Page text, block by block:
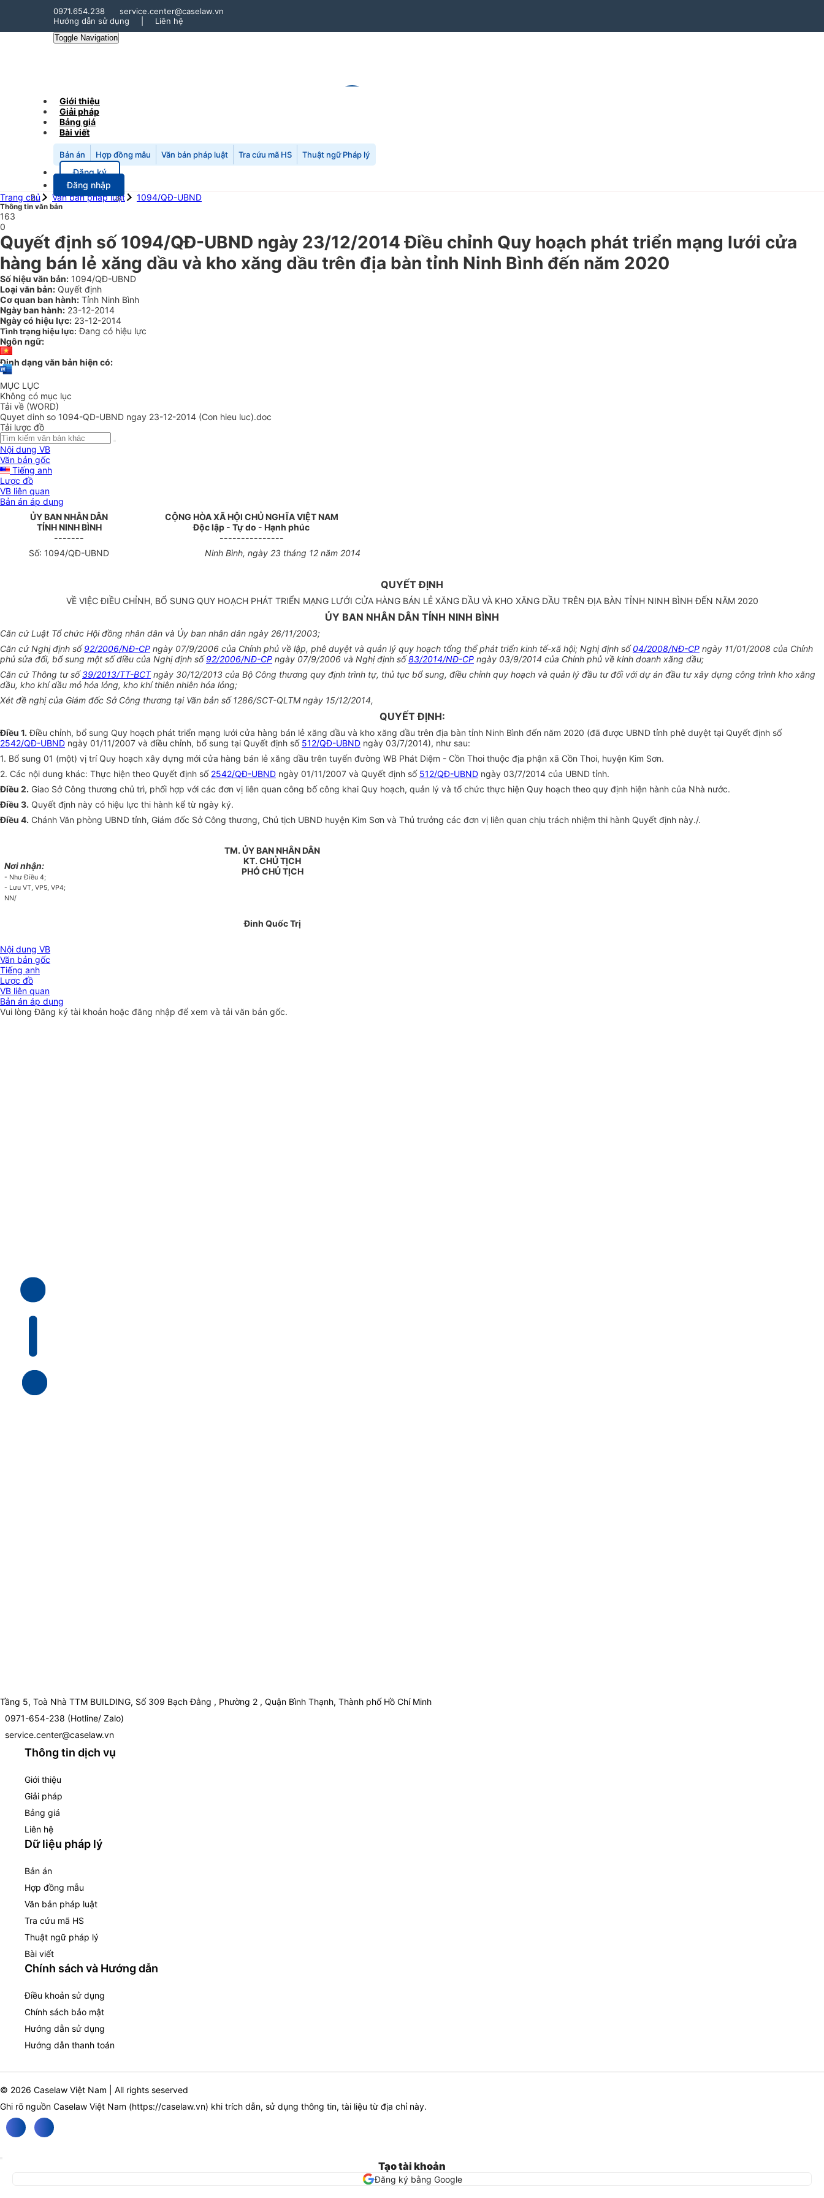
0971.654.238
service.center@caselaw.vn
Hướng dẫn sử dụng
Liên hệ
Toggle Navigation
Giới thiệu
Giải pháp
Bảng giá
Bài viết
Bản án Hợp đồng mẫu Văn bản pháp luật Tra cứu mã HS Thuật ngữ Pháp lý
Đăng ký
Đăng nhập
Trang chủ
Văn bản pháp luật 1094/QĐ-UBND
Thông tin văn bản
163
0
Quyết định số 1094/QĐ-UBND ngày 23/12/2014 Điều chỉnh Quy hoạch phát triển mạng lưới cửa
hàng bán lẻ xăng dầu và kho xăng dầu trên địa bàn tỉnh Ninh Bình đến năm 2020
Số hiệu văn bản: 1094/QĐ-UBND
Loại văn bản: Quyết định
Cơ quan ban hành: Tỉnh Ninh Bình
Ngày ban hành: 23-12-2014
Ngày có hiệu lực: 23-12-2014
Tình trạng hiệu lực: Đang có hiệu lực
Ngôn ngữ:
Định dạng văn bản hiện có:
MỤC LỤC
Không có mục lục
Tải về (WORD)
Quyet dinh so 1094-QD-UBND ngay 23-12-2014 (Con hieu luc).doc
Tải lược đồ
Nội dung VB
Văn bản gốc
Tiếng anh
Lược đồ
VB liên quan
Bản án áp dụng
ỦY BAN NHÂN DÂN
TỈNH NINH BÌNH
-------
CỘNG HÒA XÃ HỘI CHỦ NGHĨA VIỆT NAM
Độc lập - Tự do - Hạnh phúc
---------------
Số: 1094/QĐ-UBND Ninh Bình, ngày 23 tháng 12 năm 2014
QUYẾT ĐỊNH
VỀ VIỆC ĐIỀU CHỈNH, BỔ SUNG QUY HOẠCH PHÁT TRIỂN MẠNG LƯỚI CỬA HÀNG BÁN LẺ XĂNG DẦU VÀ KHO XĂNG DẦU TRÊN ĐỊA BÀN TỈNH NINH BÌNH ĐẾN NĂM 2020
ỦY BAN NHÂN DÂN TỈNH NINH BÌNH
Căn cứ Luật Tổ chức Hội đồng nhân dân và Ủy ban nhân dân ngày 26/11/2003;
Căn cứ Nghị định số92/2006/NĐ-CP ngày 07/9/2006 của Chính phủ về lập, phê duyệt và quản lý quy hoạch tổng thể phát triển kinh tế-xã hội; Nghị định số04/2008/NĐ-CP ngày 11/01/2008 của Chính
phủ sửa đổi, bổ sung một số điều của Nghị định số92/2006/NĐ-CP ngày 07/9/2006 và Nghị định số83/2014/NĐ-CP ngày 03/9/2014 của Chính phủ về kinh doanh xăng dầu;
Căn cứ Thông tư số39/2013/TT-BCTngày 30/12/2013 của Bộ Công thương quy định trình tự, thủ tục bổ sung, điều chỉnh quy hoạch và quản lý đầu tư đối với dự án đầu tư xây dựng công trình kho xăng
dầu, kho khí dầu mỏ hóa lỏng, kho khí thiên nhiên hóa lỏng;
Xét đề nghị của Giám đốc Sở Công thương tại Văn bản số 1286/SCT-QLTM ngày 15/12/2014,
QUYẾT ĐỊNH:
Điều 1. Điều chỉnh, bổ sung Quy hoạch phát triển mạng lưới cửa hàng bán lẻ xăng dầu và kho xăng dầu trên địa bàn tỉnh Ninh Bình đến năm 2020 (đã được UBND tỉnh phê duyệt tại Quyết định số
2542/QĐ-UBND ngày 01/11/2007 và điều chỉnh, bổ sung tại Quyết định số 512/QĐ-UBND ngày 03/7/2014), như sau:
1. Bổ sung 01 (một) vị trí Quy hoạch xây dựng mới cửa hàng bán lẻ xăng dầu trên tuyến đường WB Phát Diệm - Cồn Thoi thuộc địa phận xã Cồn Thoi, huyện Kim Sơn.
2. Các nội dung khác: Thực hiện theo Quyết định số 2542/QĐ-UBND ngày 01/11/2007 và Quyết định số 512/QĐ-UBND ngày 03/7/2014 của UBND tỉnh.
Điều 2. Giao Sở Công thương chủ trì, phối hợp với các đơn vị liên quan công bố công khai Quy hoạch, quản lý và tổ chức thực hiện Quy hoạch theo quy định hiện hành của Nhà nước.
Điều 3. Quyết định này có hiệu lực thi hành kể từ ngày ký.
Điều 4. Chánh Văn phòng UBND tỉnh, Giám đốc Sở Công thương, Chủ tịch UBND huyện Kim Sơn và Thủ trưởng các đơn vị liên quan chịu trách nhiệm thi hành Quyết định này./.
Nơi nhận:
- Như Điều 4;
- Lưu VT, VP5, VP4;
NN/
TM. ỦY BAN NHÂN DÂN
KT. CHỦ TỊCH
PHÓ CHỦ TỊCH
Đinh Quốc Trị
Nội dung VB
Văn bản gốc
Tiếng anh
Lược đồ
VB liên quan
Bản án áp dụng
Vui lòngĐăng ký tài khoản hoặc đăng nhập để xem và tải văn bản gốc.
Tầng 5, Toà Nhà TTM BUILDING, Số 309 Bạch Đằng , Phường 2 , Quận Bình Thạnh, Thành phố Hồ Chí Minh
0971-654-238 (Hotline/ Zalo)
service.center@caselaw.vn
Thông tin dịch vụ
Giới thiệu
Giải pháp
Bảng giá
Liên hệ
Dữ liệu pháp lý
Bản án
Hợp đồng mẫu
Văn bản pháp luật
Tra cứu mã HS
Thuật ngữ pháp lý
Bài viết
Chính sách và Hướng dẫn
Điều khoản sử dụng
Chính sách bảo mật
Hướng dẫn sử dụng
Hướng dẫn thanh toán
© 2026 Caselaw Việt Nam | All rights seserved
Ghi rõ nguồn Caselaw Việt Nam (https://caselaw.vn) khi trích dẫn, sử dụng thông tin, tài liệu từ địa chỉ này.
Tạo tài khoản
Đăng ký bằng Google